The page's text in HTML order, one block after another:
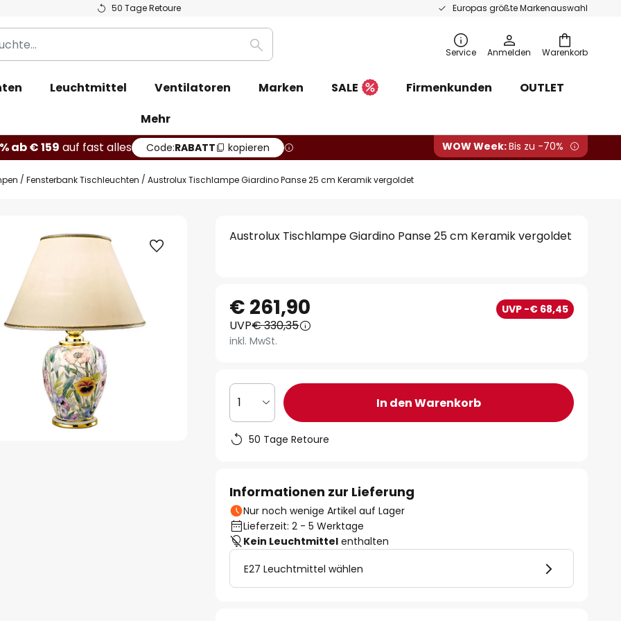
50 Tage Retoure Europas größte Markenauswahl
Warenkorb
Suche Service Anmelden
Leuchtmittel Ventilatoren Marken SALE Firmenkunden
OUTLET
Mehr
ab € 159 auf fast alles Code:RABATT kopieren WOW Week:Bis zu -70%
Fensterbank Tischleuchten Austrolux Tischlampe Giardino Panse 25 cm Keramik vergoldet
Austrolux Tischlampe Giardino Panse 25 cm Keramik vergoldet
€ 261,90 UVP -€ 68,45
UVP€ 330,35
inkl. MwSt.
1 In den Warenkorb
50 Tage Retoure
Informationen zur Lieferung
Nur noch wenige Artikel auf Lager
Lieferzeit: 2 - 5 Werktage
Kein Leuchtmittel enthalten
E27 Leuchtmittel wählen